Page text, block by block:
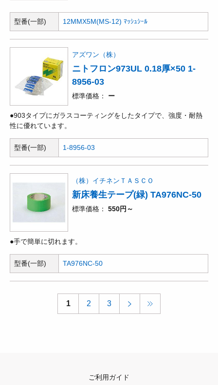
型番(一部) 12MMX5M(MS-12) ﾏｯｼｭｼｰﾙ
アズワン（株）
ニトフロン973UL 0.18厚×50 1-
8956-03
標準価格 ー
●903タイプにガラスコーティングをしたタイプで、強度・耐熱
性に優れています。
型番(一部) 1-8956-03
（株）イチネンＴＡＳＣＯ
新床養生テープ(緑) TA976NC-50
標準価格 550円～
●手で簡単に切れます。
型番(一部) TA976NC-50
1 2 3
ご利用ガイド